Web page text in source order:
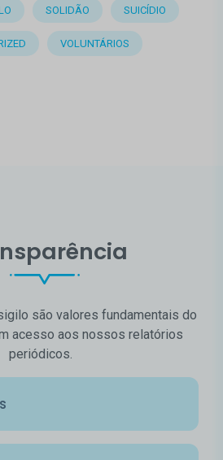
SOLIDÃO SUICÍDIO
VOLUNTÁRIOS
são valores fundamentais do
acesso aos nossos relatórios
periódicos.